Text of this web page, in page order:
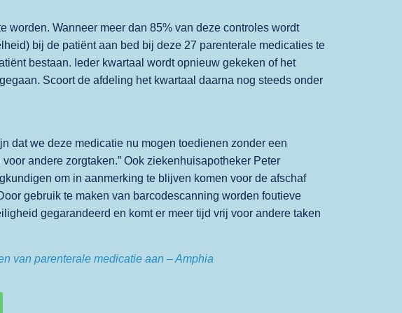
worden. Wanneer meer dan 85% van deze controles wordt
bij de patiënt aan bed bij deze 27 parenterale medicaties te
bestaan. Ieder kwartaal wordt opnieuw gekeken of het
Scoort de afdeling het kwartaal daarna nog steeds onder
dat we deze medicatie nu mogen toedienen zonder een
andere zorgtaken.” Ook ziekenhuisapotheker Peter
om in aanmerking te blijven komen voor de afschaf
gebruik te maken van barcodescanning worden foutieve
gegarandeerd en komt er meer tijd vrij voor andere taken
van parenterale medicatie aan – Amphia